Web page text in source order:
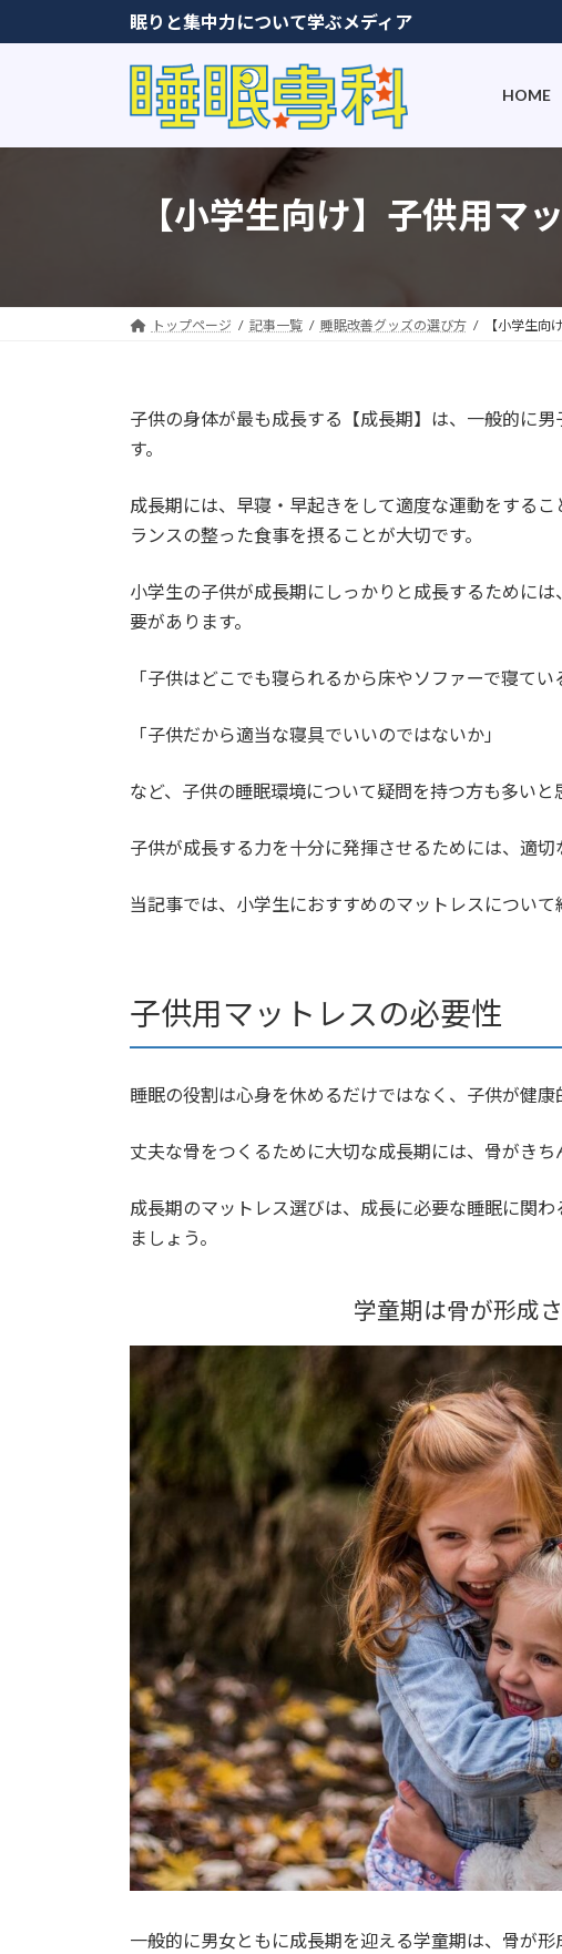
ン
へ
ビ
ョ
眠りと集中力について学ぶメディア
HOME
【小学生向け】子供用マ
トップページ 記事一覧 睡眠改善グッズの選び方 【小学生向
子供の身体が最も成長する【成長期】は、一般的に
す。
成長期には、早寝・早起きをして適度な運動をする
ランスの整った食事を摂ることが大切です。
小学生の子供が成長期にしっかりと成長するために
要があります。
「子供はどこでも寝られるから床やソファーで寝てい
「子供だから適当な寝具でいいのではないか」
など、子供の睡眠環境について疑問を持つ方も多いと
子供が成長する力を十分に発揮させるためには、適切
当記事では、小学生におすすめのマットレスについて
子供用マットレスの必要性
睡眠の役割は心身を休めるだけではなく、子供が健康
丈夫な骨をつくるために大切な成長期には、骨がきち
成長期のマットレス選びは、成長に必要な睡眠に関
ましょう。
学童期は骨が形成
一般的に男女ともに成長期を迎える学童期は、骨が形